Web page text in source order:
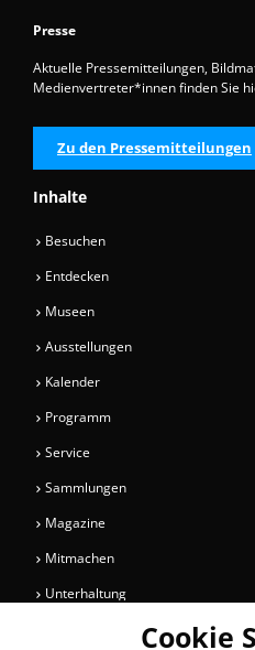
Presse
Aktuelle Pressemitteilungen,
Medienvertreter*innen finden Sie
Zu den Pressemitteilungen
Inhalte
Besuchen
Entdecken
Museen
Ausstellungen
Kalender
Programm
Service
Sammlungen
Magazine
Mitmachen
Unterhaltung
Cookie